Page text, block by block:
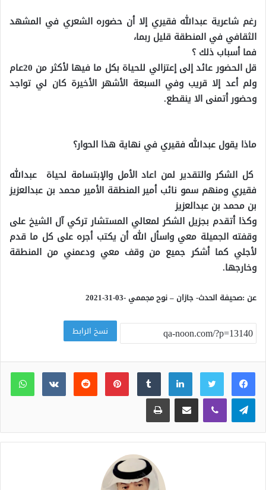
رغم شاعرية عبدالله فقيري إلا أن حضوره الشعري في المشهد
الثقافي في المنطقة قليل ربما،
فما أسباب ذلك ؟
قل الحضور عائد إلى إعتزالي للحياة بكل ما فيها لأكثر من 20عام
ولم أعد إلا قريب وفي السبعة الأشهر الأخيرة كان لي تواجد
وحضور أتمنى الا ينقطع.
ماذا يقول عبدالله فقيري في نهاية هذا الحوار؟
كل الشكر والتقدير لمن اعاد الأمل والإبتسامة لحياة عبدالله
فقيري ومنهم سمو نائب أمير المنطقة الأمير محمد بن عبدالعزيز
بن محمد بن عبدالعزيز
وكذا أتقدم بجزيل الشكر لمعالي المستشار تركي آل الشيخ على
وقفته الجميلة معي واسأل الله أن يكتب أجره على كل ما قدم
لأجلي كما أشكر جميع من وقف معي ودعمني من المنطقة
وخارجها.
عن :صحيفة الحدث-جازان – نوح مجممي -03-31-2021
نسخ الرابط
لينكدإن ‏Tumblr بينتيريست
‏Reddit
‏VKontakte
تيلقرام ڤايبر مشاركة عبر البريد طباعة